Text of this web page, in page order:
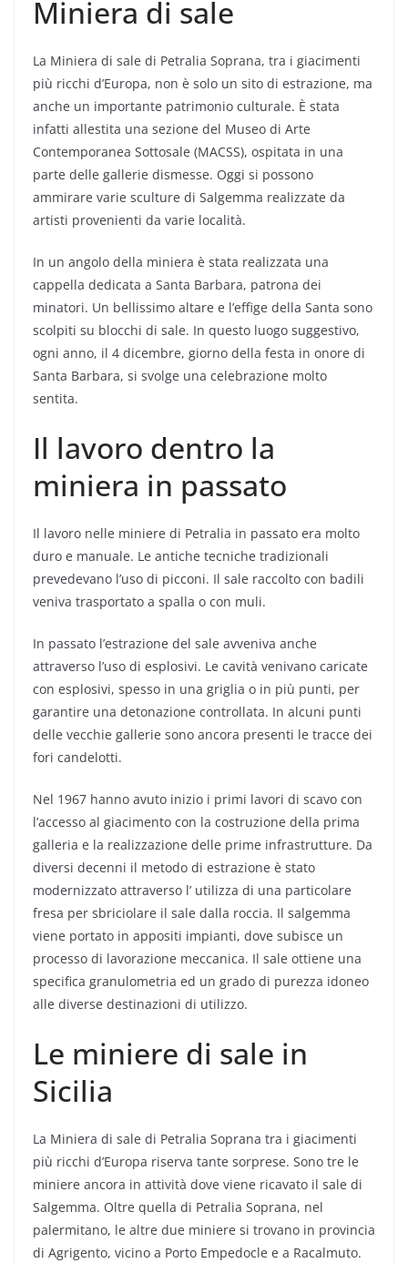
Miniera di sale
La Miniera di sale di Petralia Soprana, tra i giacimenti
più ricchi d’Europa, non è solo un sito di estrazione, ma
anche un importante patrimonio culturale. È stata
infatti allestita una sezione del Museo di Arte
Contemporanea Sottosale (MACSS), ospitata in una
parte delle gallerie dismesse. Oggi si possono
ammirare varie sculture di Salgemma realizzate da
artisti provenienti da varie località.
In un angolo della miniera è stata realizzata una
cappella dedicata a Santa Barbara, patrona dei
minatori. Un bellissimo altare e l’effige della Santa sono
scolpiti su blocchi di sale. In questo luogo suggestivo,
ogni anno, il 4 dicembre, giorno della festa in onore di
Santa Barbara, si svolge una celebrazione molto
sentita.
Il lavoro dentro la
miniera in passato
Il lavoro nelle miniere di Petralia in passato era molto
duro e manuale. Le antiche tecniche tradizionali
prevedevano l’uso di picconi. Il sale raccolto con badili
veniva trasportato a spalla o con muli.
In passato l’estrazione del sale avveniva anche
attraverso l’uso di esplosivi. Le cavità venivano caricate
con esplosivi, spesso in una griglia o in più punti, per
garantire una detonazione controllata. In alcuni punti
delle vecchie gallerie sono ancora presenti le tracce dei
fori candelotti.
Nel 1967 hanno avuto inizio i primi lavori di scavo con
l’accesso al giacimento con la costruzione della prima
galleria e la realizzazione delle prime infrastrutture. Da
diversi decenni il metodo di estrazione è stato
modernizzato attraverso l’ utilizza di una particolare
fresa per sbriciolare il sale dalla roccia. Il salgemma
viene portato in appositi impianti, dove subisce un
processo di lavorazione meccanica. Il sale ottiene una
specifica granulometria ed un grado di purezza idoneo
alle diverse destinazioni di utilizzo.
Le miniere di sale in
Sicilia
La Miniera di sale di Petralia Soprana tra i giacimenti
più ricchi d’Europa riserva tante sorprese. Sono tre le
miniere ancora in attività dove viene ricavato il sale di
Salgemma. Oltre quella di Petralia Soprana, nel
palermitano, le altre due miniere si trovano in provincia
di Agrigento, vicino a Porto Empedocle e a Racalmuto.